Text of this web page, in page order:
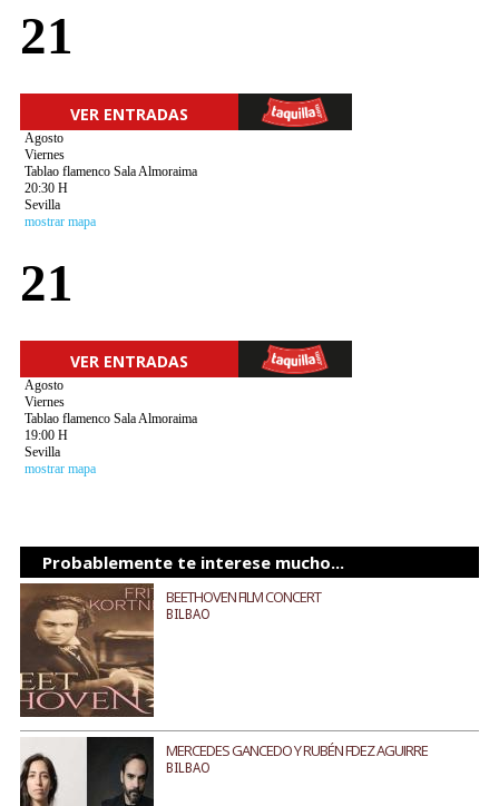
21
VER ENTRADAS
Agosto
Viernes
Tablao flamenco Sala Almoraima
20:30 H
Sevilla
mostrar mapa
21
VER ENTRADAS
Agosto
Viernes
Tablao flamenco Sala Almoraima
19:00 H
Sevilla
mostrar mapa
Probablemente te interese mucho...
BEETHOVEN FILM CONCERT
BILBAO
MERCEDES GANCEDO Y RUBÉN FDEZ AGUIRRE
BILBAO